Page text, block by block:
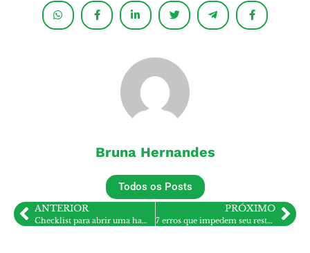
Bruna Hernandes
Todos os Posts
ANTERIOR
Checklist para abrir uma hamburgueria sem gastar além do necessário
PRÓXIMO
7 erros que impedem seu restaurante de crescer e como resolve-los